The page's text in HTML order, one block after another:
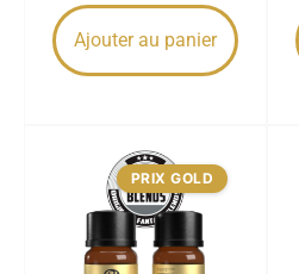
Ajouter au panier
PRIX GOLD